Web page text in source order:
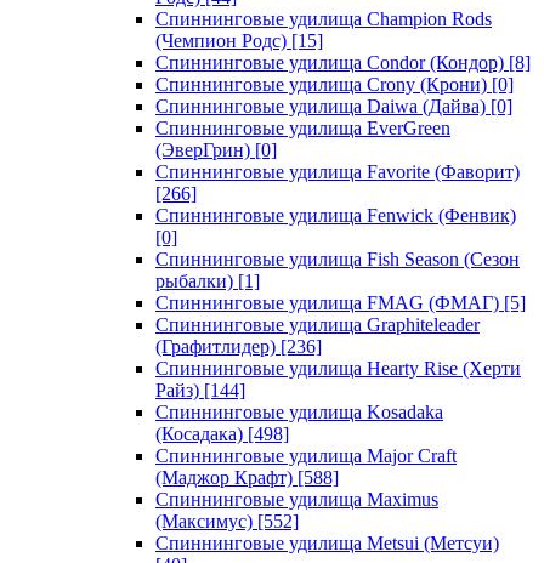
Спиннинговые удилища Champion Rods
(Чемпион Родс) [15]
Спиннинговые удилища Condor (Кондор) [8]
Спиннинговые удилища Crony (Крони) [0]
Спиннинговые удилища Daiwa (Дайва) [0]
Спиннинговые удилища EverGreen
(ЭверГрин) [0]
Спиннинговые удилища Favorite (Фаворит)
[266]
Спиннинговые удилища Fenwick (Фенвик)
[0]
Спиннинговые удилища Fish Season (Сезон
рыбалки) [1]
Спиннинговые удилища FMAG (ФМАГ) [5]
Спиннинговые удилища Graphiteleader
(Графитлидер) [236]
Спиннинговые удилища Hearty Rise (Херти
Райз) [144]
Спиннинговые удилища Kosadaka
(Косадака) [498]
Спиннинговые удилища Major Craft
(Маджор Крафт) [588]
Спиннинговые удилища Maximus
(Максимус) [552]
Спиннинговые удилища Metsui (Метсуи)